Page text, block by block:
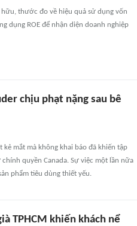
thước đo về hiệu quả sử dụng vốn
dụng ROE để nhận diện doanh nghiệp
chịu phạt nặng sau bê
mắt mà không khai báo đã khiến tập
quyền Canada. Sự việc một lần nữa
phẩm tiêu dùng thiết yếu.
TPHCM khiến khách nể